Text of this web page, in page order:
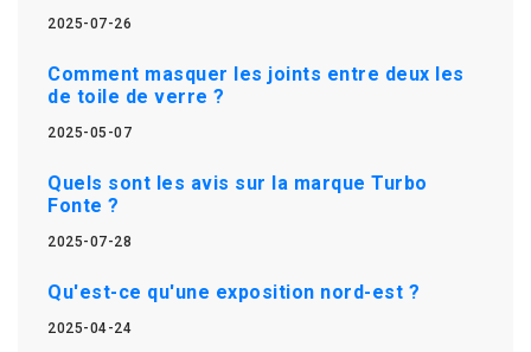
2025-07-26
Comment masquer les joints entre deux les
de toile de verre ?
2025-05-07
Quels sont les avis sur la marque Turbo
Fonte ?
2025-07-28
Qu'est-ce qu'une exposition nord-est ?
2025-04-24